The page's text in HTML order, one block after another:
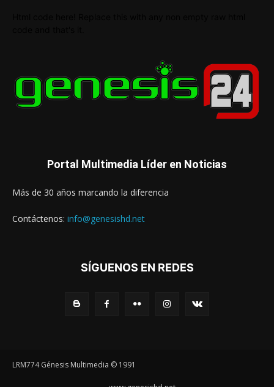
Portal Multimedia Líder en Noticias
Más de 30 años marcando la diferencia
Contáctenos: info@genesishd.net
SÍGUENOS EN REDES
LRM774 Génesis Multimedia © 1991